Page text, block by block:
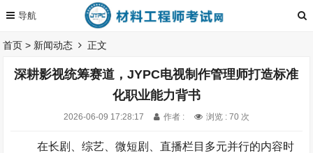
首页 > 新闻动态 正文
深耕影视统筹赛道，JYPC电视制作管理师打造标准
化职业能力背书
2026-06-09 17:28:17 作者 : 浏览 : 70 次
在长剧、综艺、微短剧、直播栏目多元并行的内容时